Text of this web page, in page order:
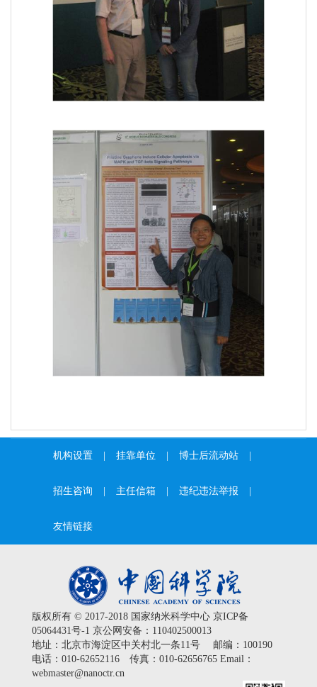
机构设置 挂靠单位 博士后流动站
招生咨询 主任信箱 违纪违法举报
友情链接
版权所有 © 2017-2018 国家纳米科学中心 京ICP备
05064431号-1 京公网安备：110402500013
地址：北京市海淀区中关村北一条11号 邮编：100190
电话：010-62652116 传真：010-62656765 Email：
webmaster@nanoctr.cn